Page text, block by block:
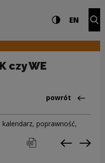
i Wysoki
EN
czy WE
Powrót
powrót
kalendarz, poprawność,
podziel się
drukuj pobierz